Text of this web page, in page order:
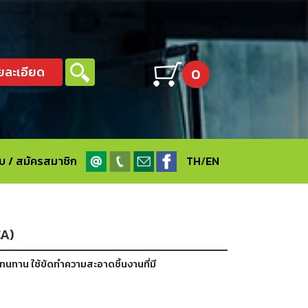
ะเอียด 0
/ สมัครสมาชิก TH/EN
นทาน ใช้ขัดทำความสะอาดชิ้นงานที่มี